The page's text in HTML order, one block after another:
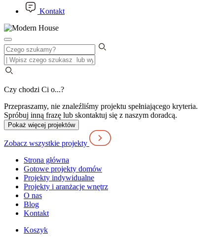
Kontakt
Czy chodzi Ci o...?
Przepraszamy, nie znaleźliśmy projektu spełniającego kryteria.
Spróbuj inną frazę lub skontaktuj się z naszym doradcą.
Pokaż więcej projektów
Zobacz wszystkie projekty
Strona główna
Gotowe projekty domów
Projekty indywidualne
Projekty i aranżacje wnętrz
O nas
Blog
Kontakt
Koszyk